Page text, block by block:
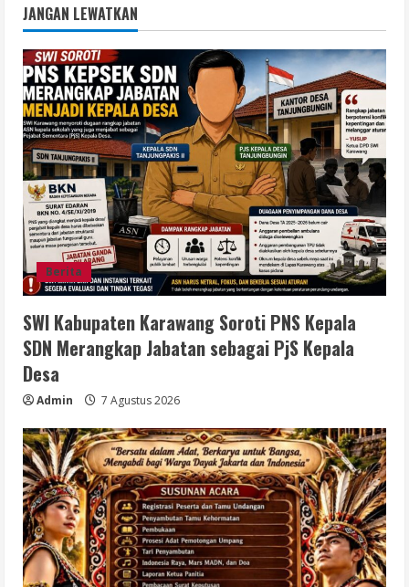
JANGAN LEWATKAN
Berita
SWI Kabupaten Karawang Soroti PNS Kepala
SDN Merangkap Jabatan sebagai PjS Kepala
Desa
Admin 7 Agustus 2026